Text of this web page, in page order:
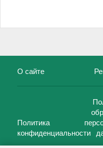
О сайте
Политика
конфиденциальности